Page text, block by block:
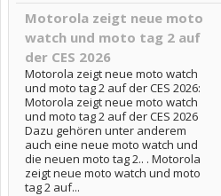
Motorola zeigt neue moto
watch und moto tag 2 auf
der CES 2026
Motorola zeigt neue moto watch
und moto tag 2 auf der CES 2026:
Motorola zeigt neue moto watch
und moto tag 2 auf der CES 2026
Dazu gehören unter anderem
auch eine neue moto watch und
die neuen moto tag 2.. . Motorola
zeigt neue moto watch und moto
tag 2 auf...